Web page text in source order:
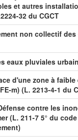
et autres
32 du CGCT
non collectif des
eaux pluviales
d'une zone à
m) (L. 2213-4-1 du
contre les
(L. 211-7 5° du